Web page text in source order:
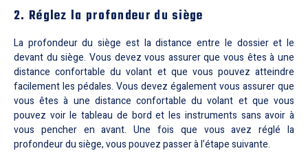
2. Réglez la profondeur du siège
La profondeur du siège est la distance entre le dossier et le
devant du siège. Vous devez vous assurer que vous êtes à une
distance confortable du volant et que vous pouvez atteindre
facilement les pédales. Vous devez également vous assurer que
vous êtes à une distance confortable du volant et que vous
pouvez voir le tableau de bord et les instruments sans avoir à
vous pencher en avant. Une fois que vous avez réglé la
profondeur du siège, vous pouvez passer à l’étape suivante.